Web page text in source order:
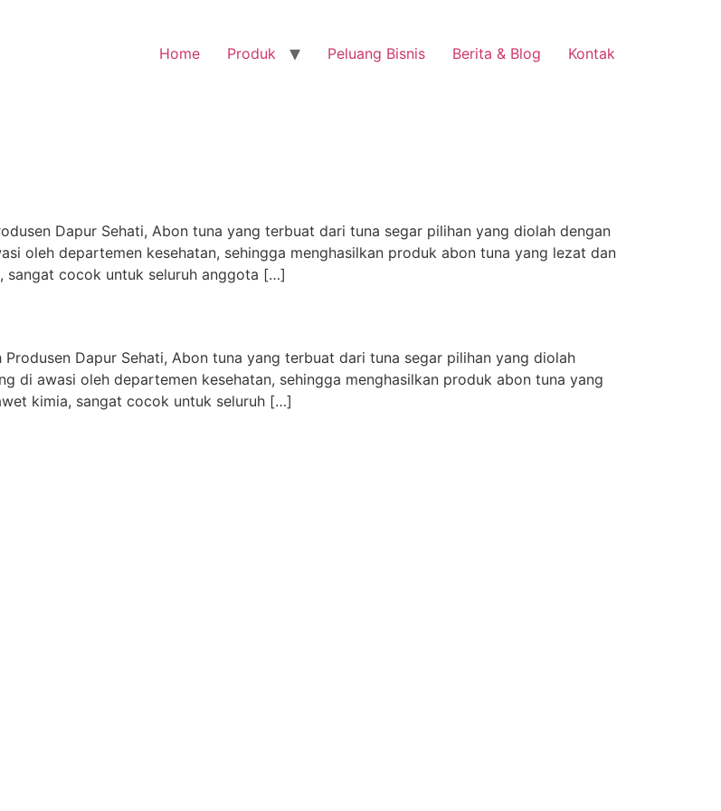
Home Produk Peluang Bisnis Berita & Blog Kontak
Dapur Sehati, Abon tuna yang terbuat dari tuna segar pilihan yang diolah dengan
oleh departemen kesehatan, sehingga menghasilkan produk abon tuna yang lezat dan
sangat cocok untuk seluruh anggota […]
Dapur Sehati, Abon tuna yang terbuat dari tuna segar pilihan yang diolah
di awasi oleh departemen kesehatan, sehingga menghasilkan produk abon tuna yang
kimia, sangat cocok untuk seluruh […]